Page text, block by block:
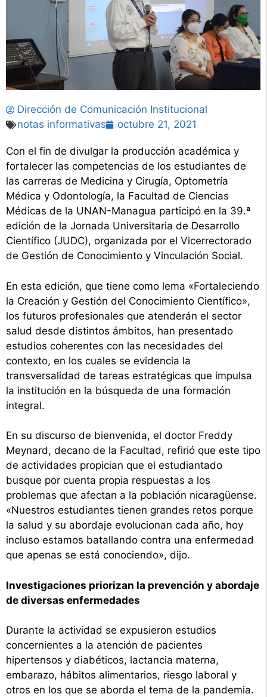
Dirección de Comunicación Institucional
notas informativas
octubre 21, 2021
Con el fin de divulgar la producción académica y
fortalecer las competencias de los estudiantes de
las carreras de Medicina y Cirugía, Optometría
Médica y Odontología, la Facultad de Ciencias
Médicas de la UNAN-Managua participó en la 39.ª
edición de la Jornada Universitaria de Desarrollo
Científico (JUDC), organizada por el Vicerrectorado
de Gestión de Conocimiento y Vinculación Social.
En esta edición, que tiene como lema «Fortaleciendo
la Creación y Gestión del Conocimiento Científico»,
los futuros profesionales que atenderán el sector
salud desde distintos ámbitos, han presentado
estudios coherentes con las necesidades del
contexto, en los cuales se evidencia la
transversalidad de tareas estratégicas que impulsa
la institución en la búsqueda de una formación
integral.
En su discurso de bienvenida, el doctor Freddy
Meynard, decano de la Facultad, refirió que este tipo
de actividades propician que el estudiantado
busque por cuenta propia respuestas a los
problemas que afectan a la población nicaragüense.
«Nuestros estudiantes tienen grandes retos porque
la salud y su abordaje evolucionan cada año, hoy
incluso estamos batallando contra una enfermedad
que apenas se está conociendo», dijo.
Investigaciones priorizan la prevención y abordaje
de diversas enfermedades
Durante la actividad se expusieron estudios
concernientes a la atención de pacientes
hipertensos y diabéticos, lactancia materna,
embarazo, hábitos alimentarios, riesgo laboral y
otros en los que se aborda el tema de la pandemia.